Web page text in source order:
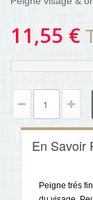
11,55 €
En Savoir
Peigne trés